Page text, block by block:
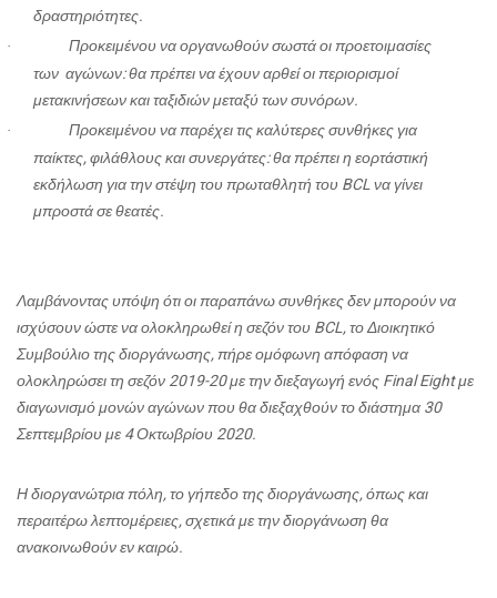
δραστηριότητες.
·
Προκειμένου να οργανωθούν σωστά οι προετοιμασίες
των αγώνων: θα πρέπει να έχουν αρθεί οι περιορισμοί
μετακινήσεων και ταξιδιών μεταξύ των συνόρων.
·
Προκειμένου να παρέχει τις καλύτερες συνθήκες για
παίκτες, φιλάθλους και συνεργάτες: θα πρέπει η εορτάστική
εκδήλωση για την στέψη του πρωταθλητή του BCL να γίνει
μπροστά σε θεατές.
Λαμβάνοντας υπόψη ότι οι παραπάνω συνθήκες δεν μπορούν να
ισχύσουν ώστε να ολοκληρωθεί η σεζόν του BCL, το Διοικητικό
Συμβούλιο της διοργάνωσης, πήρε ομόφωνη απόφαση να
ολοκληρώσει τη σεζόν 2019-20 με την διεξαγωγή ενός Final Eight με
διαγωνισμό μονών αγώνων που θα διεξαχθούν το διάστημα 30
Σεπτεμβρίου με 4 Οκτωβρίου 2020.
Η διοργανώτρια πόλη, το γήπεδο της διοργάνωσης, όπως και
περαιτέρω λεπτομέρειες, σχετικά με την διοργάνωση θα
ανακοινωθούν εν καιρώ.